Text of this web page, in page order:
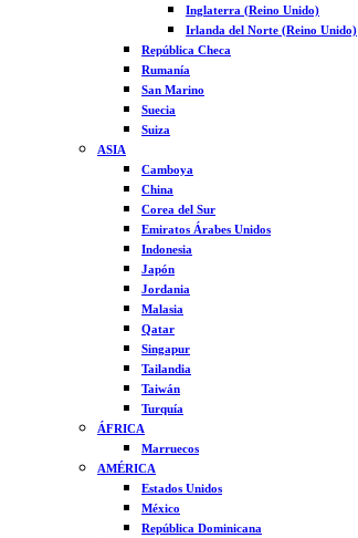
Inglaterra (Reino Unido)
Irlanda del Norte (Reino Unido)
República Checa
Rumanía
San Marino
Suecia
Suiza
ASIA
Camboya
China
Corea del Sur
Emiratos Árabes Unidos
Indonesia
Japón
Jordania
Malasia
Qatar
Singapur
Tailandia
Taiwán
Turquía
ÁFRICA
Marruecos
AMÉRICA
Estados Unidos
México
República Dominicana